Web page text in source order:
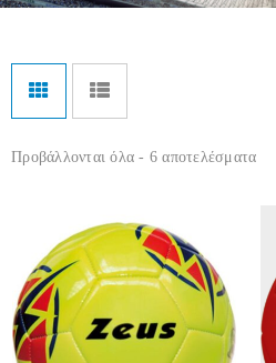
Προβάλλονται όλα - 6 αποτελέσματα